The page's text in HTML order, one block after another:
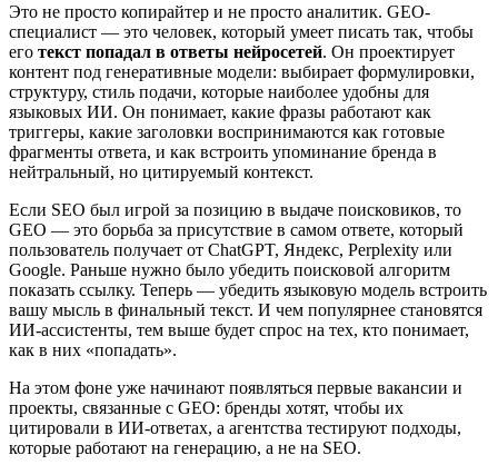
Это не просто копирайтер и не просто аналитик. GEO-
специалист — это человек, который умеет писать так, чтобы
его текст попадал в ответы нейросетей. Он проектирует
контент под генеративные модели: выбирает формулировки,
структуру, стиль подачи, которые наиболее удобны для
языковых ИИ. Он понимает, какие фразы работают как
триггеры, какие заголовки воспринимаются как готовые
фрагменты ответа, и как встроить упоминание бренда в
нейтральный, но цитируемый контекст.
Если SEO был игрой за позицию в выдаче поисковиков, то
GEO — это борьба за присутствие в самом ответе, который
пользователь получает от ChatGPT, Яндекс, Perplexity или
Google. Раньше нужно было убедить поисковой алгоритм
показать ссылку. Теперь — убедить языковую модель встроить
вашу мысль в финальный текст. И чем популярнее становятся
ИИ-ассистенты, тем выше будет спрос на тех, кто понимает,
как в них «попадать».
На этом фоне уже начинают появляться первые вакансии и
проекты, связанные с GEO: бренды хотят, чтобы их
цитировали в ИИ-ответах, а агентства тестируют подходы,
которые работают на генерацию, а не на SEO.